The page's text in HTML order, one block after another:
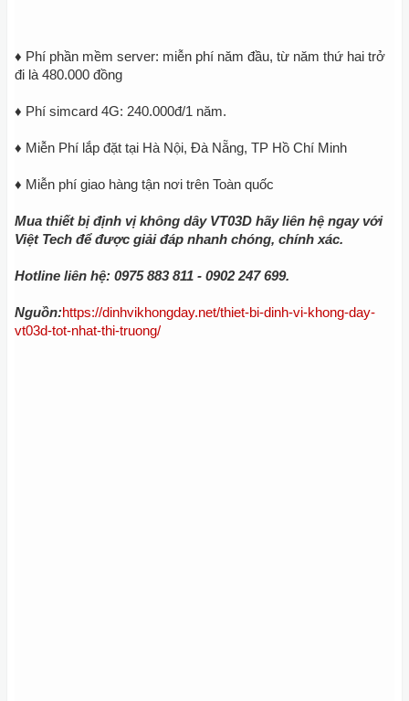
♦ Phí phần mềm server: miễn phí năm đầu, từ năm thứ hai trở
đi là 480.000 đồng
♦ Phí simcard 4G: 240.000đ/1 năm.
♦ Miễn Phí lắp đặt tại Hà Nội, Đà Nẵng, TP Hồ Chí Minh
♦ Miễn phí giao hàng tận nơi trên Toàn quốc
Mua thiết bị định vị không dây VT03D hãy liên hệ ngay với
Việt Tech để được giải đáp nhanh chóng, chính xác.
Hotline liên hệ: 0975 883 811 - 0902 247 699.
Nguồn:https://dinhvikhongday.net/thiet-bi-dinh-vi-khong-day-
vt03d-tot-nhat-thi-truong/